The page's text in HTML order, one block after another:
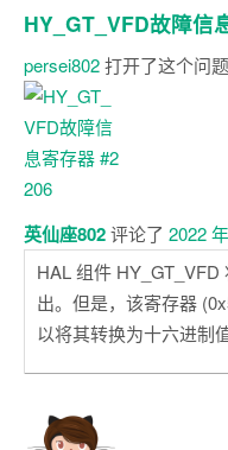
HY_GT_VFD故障信
persei802打开了这个问题
注
释
英仙座802评论了 2022
HAL 组件 HY_GT_VFD
出。但是，该寄存器
以将其转换为十六进制